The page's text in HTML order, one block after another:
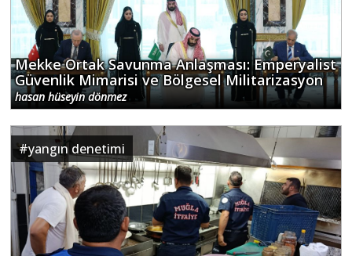
Mekke Ortak Savunma Anlaşması: Emperyalist
Güvenlik Mimarisi ve Bölgesel Militarizasyon
hasan hüseyin dönmez
#yangın denetimi